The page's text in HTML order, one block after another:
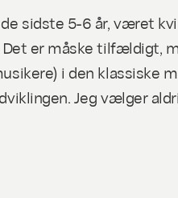
sidste 5-6 år, været
er måske tilfældigt,
i den klassiske
Jeg vælger